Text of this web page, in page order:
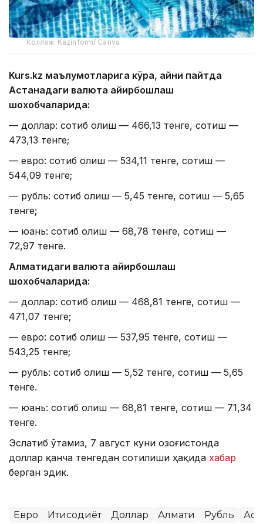
Коллаж: Kazinform/ Canva
Kurs.kz маълумотларига кўра, айни пайтда
Астанадаги валюта айирбошлаш
шохобчаларида:
— доллар: сотиб олиш — 466,13 тенге, сотиш —
473,13 тенге;
— евро: сотиб олиш — 534,11 тенге, сотиш —
544,09 тенге;
— рубль: сотиб олиш — 5,45 тенге, сотиш — 5,65
тенге;
— юань: сотиб олиш — 68,78 тенге, сотиш —
72,97 тенге.
Алматидаги валюта айирбошлаш
шохобчаларида:
— доллар: сотиб олиш — 468,81 тенге, сотиш —
471,07 тенге;
— евро: сотиб олиш — 537,95 тенге, сотиш —
543,25 тенге;
— рубль: сотиб олиш — 5,52 тенге, сотиш — 5,65
тенге.
— юань: сотиб олиш — 68,81 тенге, сотиш — 71,34
тенге.
Эслатиб ўтамиз, 7 август куни Қозоғистонда
доллар қанча тенгедан сотилиши ҳақида хабар
берган эдик.
Евро Иқтисодиёт Доллар Алмати Рубль